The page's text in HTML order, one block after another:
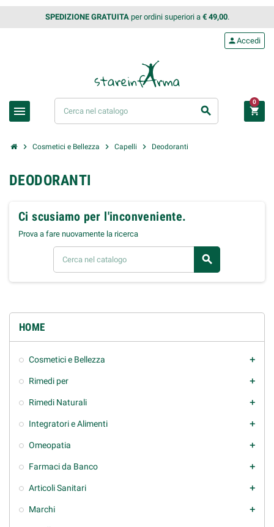
SPEDIZIONE GRATUITAper ordini superiori a € 49,00.
menu search
personAccedi
shopping_cart
0
chevron_right Cosmetici e Bellezza chevron_right Capelli chevron_right Deodoranti
HOME
Cosmetici e Bellezza add
Rimedi per add
Rimedi Naturali add
Integratori e Alimenti add
Omeopatia add
Farmaci da Banco add
Articoli Sanitari add
Marchi add
DEODORANTI
Ci scusiamo per l'inconveniente.
Prova a fare nuovamente la ricerca
search